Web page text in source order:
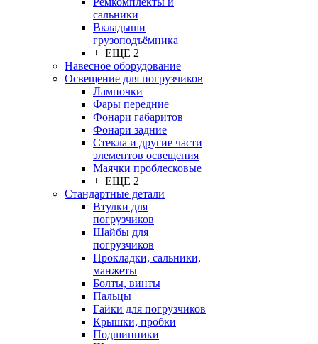
сальники
Вкладыши
грузоподъёмника
+ ЕЩЕ 2
Навесное оборудование
Освещение для погрузчиков
Лампочки
Фары передние
Фонари габаритов
Фонари задние
Стекла и другие части
элементов освещения
Маячки проблесковые
+ ЕЩЕ 2
Стандартные детали
Втулки для
погрузчиков
Шайбы для
погрузчиков
Прокладки, сальники,
манжеты
Болты, винты
Пальцы
Гайки для погрузчиков
Крышки, пробки
Подшипники